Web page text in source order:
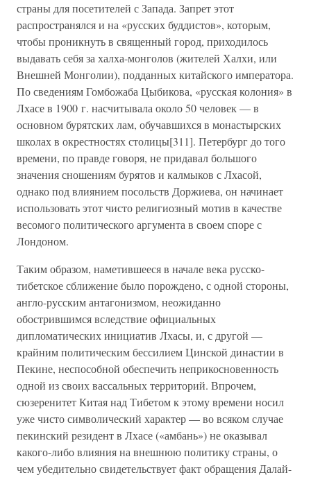
страны для посетителей с Запада. Запрет этот
распространялся и на «русских буддистов», которым,
чтобы проникнуть в священный город, приходилось
выдавать себя за халха-монголов (жителей Халхи, или
Внешней Монголии), подданных китайского императора.
По сведениям Гомбожаба Цыбикова, «русская колония» в
Лхасе в 1900 г. насчитывала около 50 человек — в
основном бурятских лам, обучавшихся в монастырских
школах в окрестностях столицы[311]. Петербург до того
времени, по правде говоря, не придавал большого
значения сношениям бурятов и калмыков с Лхасой,
однако под влиянием посольств Доржиева, он начинает
использовать этот чисто религиозный мотив в качестве
весомого политического аргумента в своем споре с
Лондоном.
Таким образом, наметившееся в начале века русско-
тибетское сближение было порождено, с одной стороны,
англо-русским антагонизмом, неожиданно
обострившимся вследствие официальных
дипломатических инициатив Лхасы, и, с другой —
крайним политическим бессилием Цинской династии в
Пекине, неспособной обеспечить неприкосновенность
одной из своих вассальных территорий. Впрочем,
сюзеренитет Китая над Тибетом к этому времени носил
уже чисто символический характер — во всяком случае
пекинский резидент в Лхасе («амбань») не оказывал
какого-либо влияния на внешнюю политику страны, о
чем убедительно свидетельствует факт обращения Далай-